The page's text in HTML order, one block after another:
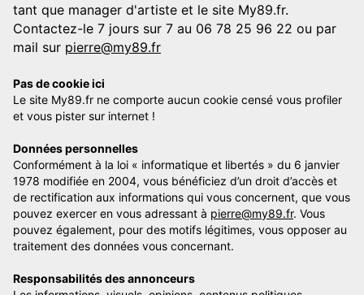
tant que manager d'artiste et le site My89.fr.
Contactez-le 7 jours sur 7 au 06 78 25 96 22 ou par
mail sur pierre@my89.fr
Pas de cookie ici
Le site My89.fr ne comporte aucun cookie censé vous profiler
et vous pister sur internet !
Données personnelles
Conformément à la loi « informatique et libertés » du 6 janvier
1978 modifiée en 2004, vous bénéficiez d’un droit d’accès et
de rectification aux informations qui vous concernent, que vous
pouvez exercer en vous adressant à pierre@my89.fr. Vous
pouvez également, pour des motifs légitimes, vous opposer au
traitement des données vous concernant.
Responsabilités des annonceurs